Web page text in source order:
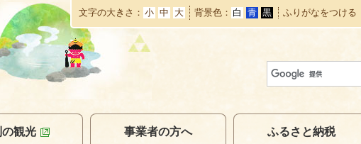
本
文
へ
移
動
文字の大きさ 小 中 大 背景色 白 青 黒 ふりがなをつける
観光 事業者の方へ ふるさと納税